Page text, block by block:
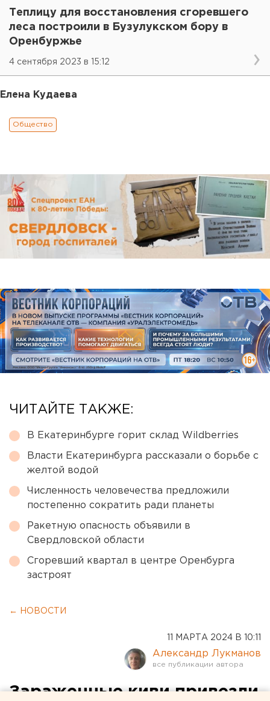
Теплицу для восстановления сгоревшего
леса построили в Бузулукском бору в
Оренбуржье
4 сентября 2023 в 15:12
Елена Кудаева
Общество
ЧИТАЙТЕ ТАКЖЕ:
В Екатеринбурге горит склад Wildberries
Власти Екатеринбурга рассказали о борьбе с
желтой водой
Численность человечества предложили
постепенно сократить ради планеты
Ракетную опасность объявили в
Свердловской области
Сгоревший квартал в центре Оренбурга
застроят
← НОВОСТИ
11 МАРТА 2024 В 10:11
Александр Лукманов
Зараженные киви привезли